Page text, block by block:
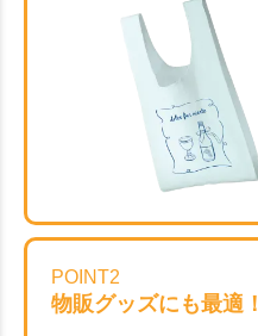
POINT2
物販グッズにも最適！